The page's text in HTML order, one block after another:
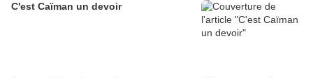
C'est Caïman un devoir